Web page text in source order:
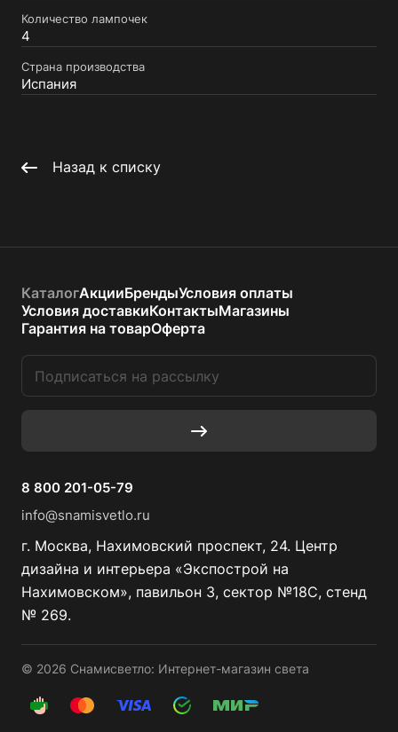
Количество лампочек
4
Страна производства
Испания
Назад к списку
КаталогАкцииБрендыУсловия оплаты
Условия доставкиКонтактыМагазины
Гарантия на товарОферта
8 800 201-05-79
info@snamisvetlo.ru
г. Москва, Нахимовский проспект, 24. Центр
дизайна и интерьера «Экспострой на
Нахимовском», павильон 3, сектор №18С, стенд
№ 269.
© 2026 Снамисветло: Интернет-магазин света